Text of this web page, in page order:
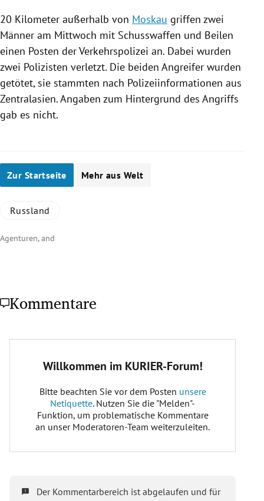
20 Kilometer außerhalb von Moskau griffen zwei
Männer am Mittwoch mit Schusswaffen und Beilen
einen Posten der Verkehrspolizei an. Dabei wurden
zwei Polizisten verletzt. Die beiden Angreifer wurden
getötet, sie stammten nach Polizeiinformationen aus
Zentralasien. Angaben zum Hintergrund des Angriffs
gab es nicht.
Zur Startseite Mehr aus Welt
Russland
Agenturen, and
Kommentare